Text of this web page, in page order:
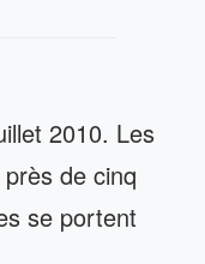
2010. Les
de cinq
se portent